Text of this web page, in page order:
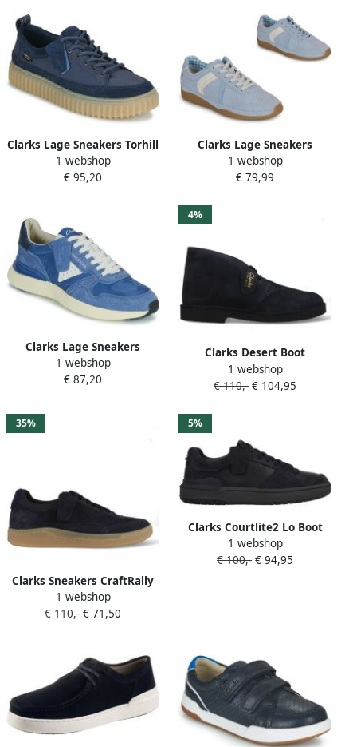
Clarks Lage Sneakers Torhill
Lace
1 webshop
€ 95,20
Clarks Lage Sneakers
Meridor Lo
1 webshop
€ 79,99
Clarks Lage Sneakers
CraftWick Lace
1 webshop
€ 87,20
4%
Clarks Desert Boot
26168085 Blauw
1 webshop
€ 110,- € 104,95
35%
Clarks Sneakers CraftRally
26183362 Blauw
1 webshop
€ 110,- € 71,50
5%
Clarks Courtlite2 Lo Boot
26183283 Blauw
1 webshop
€ 100,- € 94,95